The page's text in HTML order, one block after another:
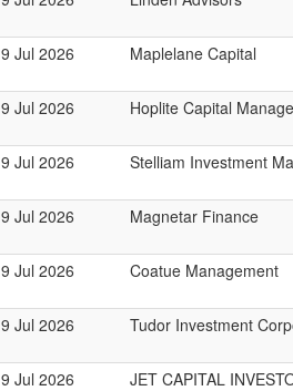
9 Jul 2026 Maplelane Capital
9 Jul 2026 Hoplite Capital
9 Jul 2026 Stelliam Investment
9 Jul 2026 Magnetar Finance
9 Jul 2026 Coatue Management
9 Jul 2026 Tudor Investment
9 Jul 2026 JET CAPITAL